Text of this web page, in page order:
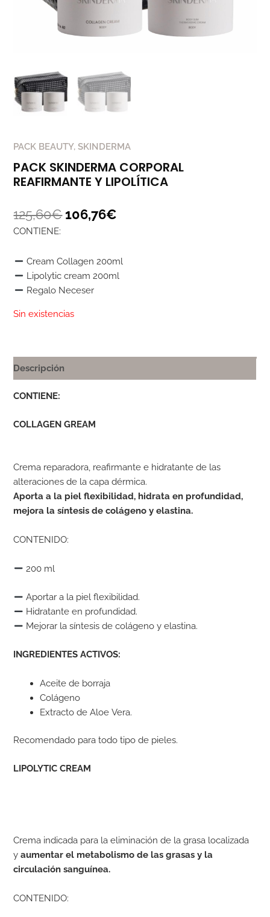
PACK BEAUTY,SKINDERMA
PACK SKINDERMA CORPORAL
REAFIRMANTE Y LIPOLÍTICA
125,60€ 106,76€
CONTIENE:
Cream Collagen 200ml
Lipolytic cream 200ml
Regalo Neceser
Sin existencias
Descripción
CONTIENE:
COLLAGEN GREAM
Crema reparadora, reafirmante e hidratante de las
alteraciones de la capa dérmica.
Aporta a la piel flexibilidad, hidrata en profundidad,
mejora la síntesis de colágeno y elastina.
CONTENIDO:
200 ml
Aportar a la piel flexibilidad.
Hidratante en profundidad.
Mejorar la síntesis de colágeno y elastina.
INGREDIENTES ACTIVOS:
Aceite de borraja
Colágeno
Extracto de Aloe Vera.
Recomendado para todo tipo de pieles.
LIPOLYTIC CREAM
Crema indicada para la eliminación de la grasa localizada
yaumentar el metabolismo de las grasas y la
circulación sanguínea.
CONTENIDO: